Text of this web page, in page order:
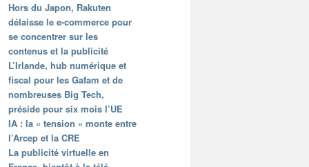
Hors du Japon, Rakuten
délaisse le e-commerce pour
se concentrer sur les
contenus et la publicité
L’Irlande, hub numérique et
fiscal pour les Gafam et de
nombreuses Big Tech,
préside pour six mois l’UE
IA : la « tension » monte entre
l’Arcep et la CRE
La publicité virtuelle en